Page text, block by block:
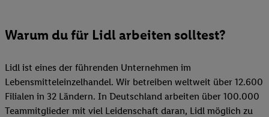
Warum du für Lidl arbeiten solltest?
Lidl ist eines der führenden Unternehmen im
Lebensmitteleinzelhandel. Wir betreiben weltweit über 12.600
Filialen in 32 Ländern. In Deutschland arbeiten über 100.000
Teammitglieder mit viel Leidenschaft daran, Lidl möglich zu